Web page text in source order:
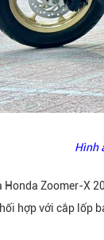
Hình
Honda Zoomer-X
hợp với cắp lốp